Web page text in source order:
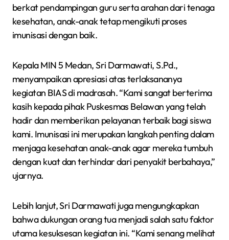
berkat pendampingan guru serta arahan dari tenaga
kesehatan, anak-anak tetap mengikuti proses
imunisasi dengan baik.
Kepala MIN 5 Medan, Sri Darmawati, S.Pd.,
menyampaikan apresiasi atas terlaksananya
kegiatan BIAS di madrasah. “Kami sangat berterima
kasih kepada pihak Puskesmas Belawan yang telah
hadir dan memberikan pelayanan terbaik bagi siswa
kami. Imunisasi ini merupakan langkah penting dalam
menjaga kesehatan anak-anak agar mereka tumbuh
dengan kuat dan terhindar dari penyakit berbahaya,”
ujarnya.
Lebih lanjut, Sri Darmawati juga mengungkapkan
bahwa dukungan orang tua menjadi salah satu faktor
utama kesuksesan kegiatan ini. “Kami senang melihat